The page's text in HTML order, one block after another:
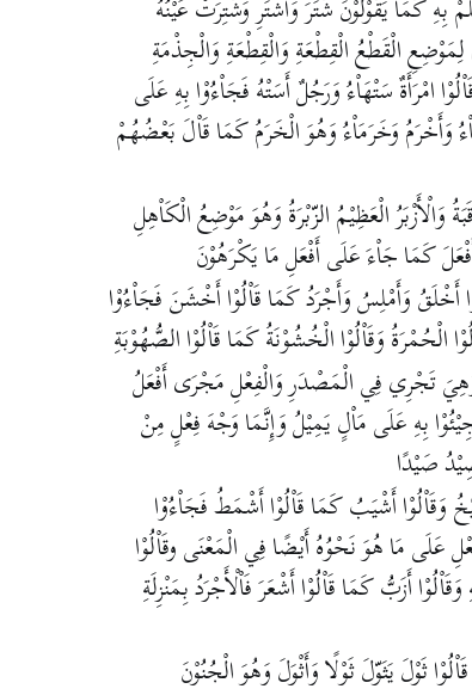
الْقَطْعُ الْقِطْعَةِ وَالْقِطْعَةِ وَالْجِذْمَةِ
امْرَأَةٌ سَتْهَاْءُ وَرَجُلٌ أَسَتْهُ فَجَاْءُوْا بِهِ عَلَى
وَأَخْرَمُ وَخَرَمَاْءُ وَهُوَ الْخَرَمُ كَمَا قَاْلَ بَعْضُهُمْ
وَالْأَزْبَرُ الْعَظِيْمُ الزّبْرَةُ وَهُوَ مَوْضِعُ الْكَاْهِلِ
كَمَا جَاْءَ عَلَى أَفْعَلِ مَا يَكْرَهُوْنَ
أَخْلَقُ وَأَمْلِسُ وَأَجْرَدُ كَمَا قَاْلُوْا أَخْشَنَ فَجَاْءُوْا
الْحُمْرَةُ وَقَاْلُوْا الْخُشُوْنَةُ كَمَا قَاْلُوْا الصُّهُوْبَةِ
تَجْرِي فِي الْمَصْدَرِ وَالْفِعْلِ مَجْرَى أَفْعَلُ
بِهِ عَلَى مَاْلٍ يَمِيْلُ وَإِنَّمَا وَجْهَ فِعْلٍ مِنْ
صَيْدًا
أَشْيَبُ كَمَا قَاْلُوْا أَشْمَطُ فَجَاْءُوْا
عَلَى مَا هُوَ نَحْوُهُ أَيْضًا فِي الْمَعْنَى وقَاْلُوْا
أَزَبُّ كَمَا قَاْلُوْا أَشْعَرَ فَاْلْأَجْرَدُ بِمَنْزِلَةِ
ثَوْلَ يَثَوّلَ ثَوْلًا وَأَثْوَلَ وَهُوَ الْجُنُوْنَ